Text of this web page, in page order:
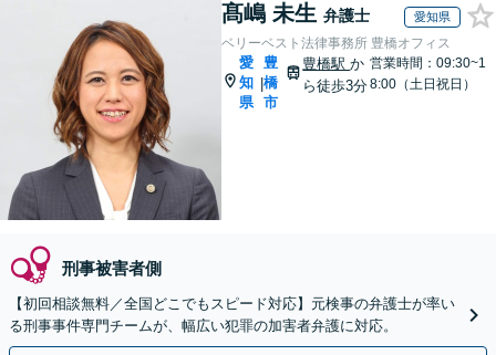
髙嶋 未生 弁護士 愛知県
ベリーベスト法律事務所 豊橋オフィス
愛
知
県
|
豊
橋
市
豊橋駅か
ら徒歩3分
営業時間：09:30~1
8:00（土日祝日）
刑事被害者側
【初回相談無料／全国どこでもスピード対応】元検事の弁護士が率い
る刑事事件専門チームが、幅広い犯罪の加害者弁護に対応。